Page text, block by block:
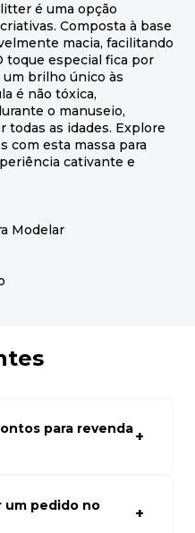
é uma opção
Composta à base
macia, facilitando
toque especial fica por
brilho único às
é não tóxica,
o manuseio,
todas as idades. Explore
com esta massa para
cativante e
Modelar
para revenda
os melhores preços
um pedido no